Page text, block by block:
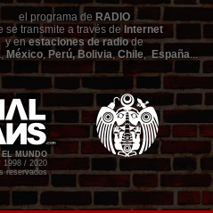
el programa de RADIO
se transmite a través de Internet
y enestaciones de radiode
,México,Perú, Bolivia,Chile,España...
EL MUNDO
/ 2020
reservados
"